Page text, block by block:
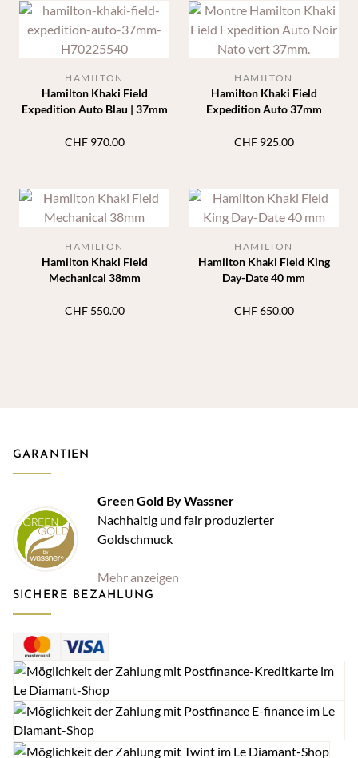
Hamilton Khaki Field
Expedition Auto Blau | 37mm
HAMILTON
CHF970.00
Hamilton Khaki Field
Expedition Auto 37mm
HAMILTON
CHF925.00
Hamilton Khaki Field
Mechanical 38mm
HAMILTON
CHF550.00
Hamilton Khaki Field King
Day-Date 40 mm
HAMILTON
CHF650.00
GARANTIEN
Green Gold By Wassner
Nachhaltig und fair produzierter
Goldschmuck
Mehr anzeigen
SICHERE BEZAHLUNG